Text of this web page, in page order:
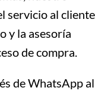
servicio al cliente
y la asesoría
de compra.
de WhatsApp al